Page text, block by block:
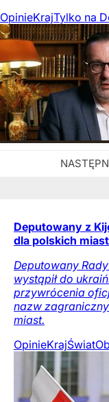
OpinieKrajTylko na
Deputowany z
dla polskich
Deputowany
wystąpił do
przywrócenia
nazw
miast.
OpinieKrajŚwiat